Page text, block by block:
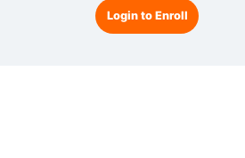
Login to Enroll